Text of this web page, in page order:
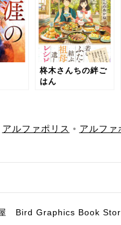
柊木さんちの絆ご
はん
アルファポリス • アルファ
屋 Bird Graphics Book